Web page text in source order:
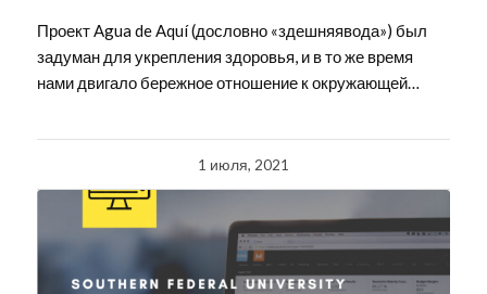
Проект Agua de Aquí (дословно «здешняявода») был
задуман для укрепления здоровья, и в то же время
нами двигало бережное отношение к окружающей…
1 июля, 2021